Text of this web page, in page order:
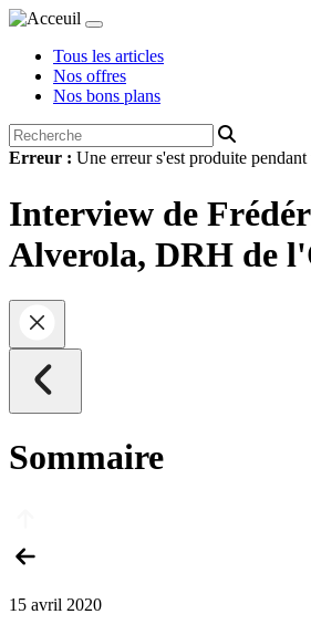
Tous les articles
Nos offres
Nos bons plans
Erreur : Une erreur s'est produite
Interview de
Alverola, DRH de
Sommaire
15 avril 2020